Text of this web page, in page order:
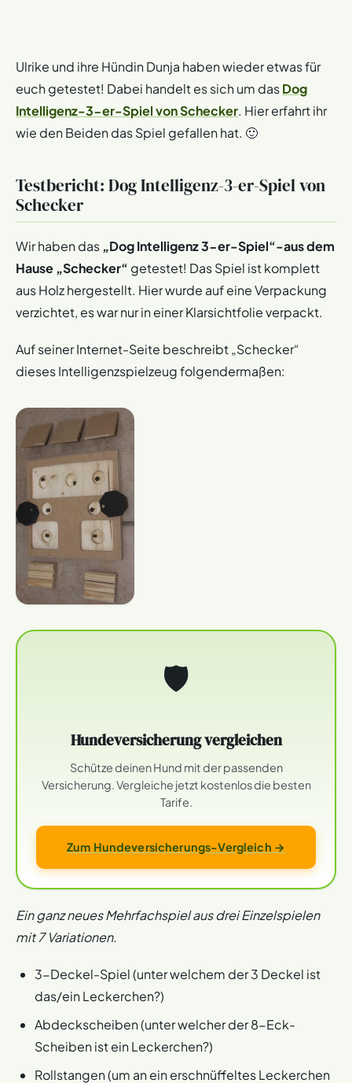
Ulrike und ihre Hündin Dunja haben wieder etwas für
euch getestet! Dabei handelt es sich um dasDog
Intelligenz-3-er-Spiel von Schecker. Hier erfahrt ihr
wie den Beiden das Spiel gefallen hat. 🙂
Testbericht: Dog Intelligenz-3-er-Spiel von
Schecker
Wir haben das „Dog Intelligenz 3-er-Spiel“-aus dem
Hause „Schecker“ getestet! Das Spiel ist komplett
aus Holz hergestellt. Hier wurde auf eine Verpackung
verzichtet, es war nur in einer Klarsichtfolie verpackt.
Auf seiner Internet-Seite beschreibt „Schecker“
dieses Intelligenzspielzeug folgendermaßen:
🛡
Hundeversicherung vergleichen
Schütze deinen Hund mit der passenden
Versicherung. Vergleiche jetzt kostenlos die besten
Tarife.
Zum Hundeversicherungs-Vergleich →
Ein ganz neues Mehrfachspiel aus drei Einzelspielen
mit 7 Variationen.
3-Deckel-Spiel (unter welchem der 3 Deckel ist
das/ein Leckerchen?)
Abdeckscheiben (unter welcher der 8-Eck-
Scheiben ist ein Leckerchen?)
Rollstangen (um an ein erschnüffeltes Leckerchen